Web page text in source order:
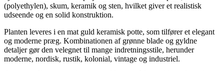
(polyethylen), skum, keramik og sten, hvilket giver et realistisk
udseende og en solid konstruktion.
Planten leveres i en mat guld keramisk potte, som tilfører et elegant
og moderne præg. Kombinationen af grønne blade og gyldne
detaljer gør den velegnet til mange indretningsstile, herunder
moderne, nordisk, rustik, kolonial, vintage og industriel.